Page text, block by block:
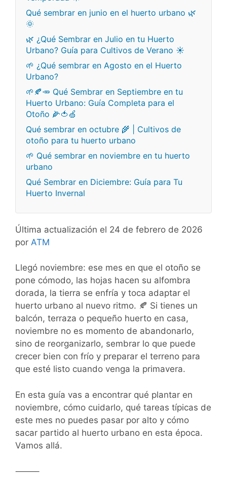
Qué sembrar en junio en el huerto urbano 🌿
🌞
🌿 ¿Qué Sembrar en Julio en tu Huerto
Urbano? Guía para Cultivos de Verano ☀️
🌱 ¿Qué sembrar en Agosto en el Huerto
Urbano?
🌱🍂🥕 Qué Sembrar en Septiembre en tu
Huerto Urbano: Guía Completa para el
Otoño 🌽🍅🍏
Qué sembrar en octubre 🌾 | Cultivos de
otoño para tu huerto urbano
🌱 Qué sembrar en noviembre en tu huerto
urbano
Qué Sembrar en Diciembre: Guía para Tu
Huerto Invernal
Última actualización el 24 de febrero de 2026
por ATM
Llegó noviembre: ese mes en que el otoño se
pone cómodo, las hojas hacen su alfombra
dorada, la tierra se enfría y toca adaptar el
huerto urbano al nuevo ritmo. 🍂 Si tienes un
balcón, terraza o pequeño huerto en casa,
noviembre no es momento de abandonarlo,
sino de reorganizarlo, sembrar lo que puede
crecer bien con frío y preparar el terreno para
que esté listo cuando venga la primavera.
En esta guía vas a encontrar qué plantar en
noviembre, cómo cuidarlo, qué tareas típicas de
este mes no puedes pasar por alto y cómo
sacar partido al huerto urbano en esta época.
Vamos allá.
⸻